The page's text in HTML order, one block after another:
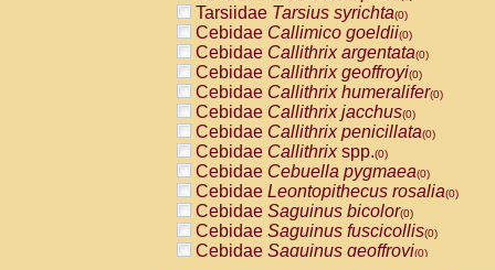
Tarsiidae Tarsius syrichta(0)
Cebidae Callimico goeldii(0)
Cebidae Callithrix argentata(0)
Cebidae Callithrix geoffroyi(0)
Cebidae Callithrix humeralifer(0)
Cebidae Callithrix jacchus(0)
Cebidae Callithrix penicillata(0)
Cebidae Callithrixspp.(0)
Cebidae Cebuella pygmaea(0)
Cebidae Leontopithecus rosalia(0)
Cebidae Saguinus bicolor(0)
Cebidae Saguinus fuscicollis(0)
Cebidae Saguinus geoffroyi(0)